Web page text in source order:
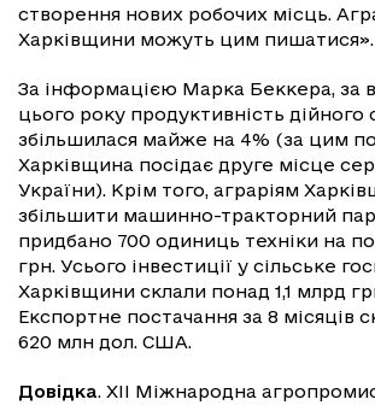
створення нових робочих місць.
Харківщини можуть цим пишатися».
За інформацією Марка Беккера, за
цього року продуктивність дійного
збільшилася майже на 4% (за цим
Харківщина посідає друге місце
України). Крім того, аграріям
збільшити машинно-тракторний
придбано 700 одиниць техніки на
грн. Усього інвестиції у сільське
Харківщини склали понад 1,1 млрд
Експортне постачання за 8 місяців
620 млн дол. США.
Довідка. XII Міжнародна